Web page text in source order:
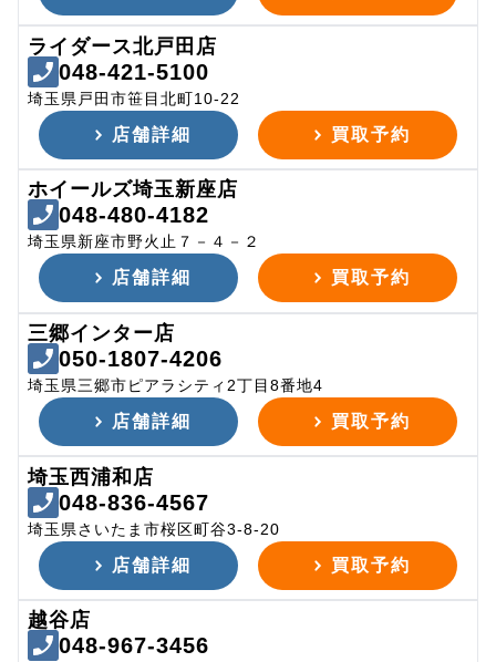
ライダース北戸田店
048-421-5100
埼玉県戸田市笹目北町10-22
店舗詳細 買取予約
ホイールズ埼玉新座店
048-480-4182
埼玉県新座市野火止７－４－２
店舗詳細 買取予約
三郷インター店
050-1807-4206
埼玉県三郷市ピアラシティ2丁目8番地4
店舗詳細 買取予約
埼玉西浦和店
048-836-4567
埼玉県さいたま市桜区町谷3-8-20
店舗詳細 買取予約
越谷店
048-967-3456